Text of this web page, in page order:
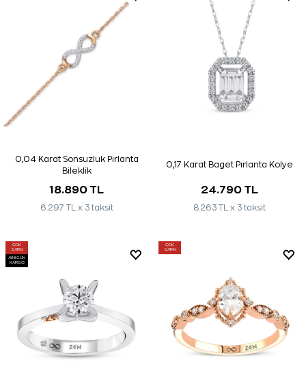
0,04 Karat Sonsuzluk Pırlanta
Bileklik
18.890 TL
6.297 TL x 3 taksit
0,17 Karat Baget Pırlanta Kolye
24.790 TL
8.263 TL x 3 taksit
ÇOK
SATAN
AYNI GÜN
KARGO
ÇOK
SATAN